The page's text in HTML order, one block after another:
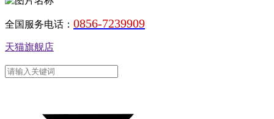
全国服务电话： 0856-7239909
天猫旗舰店